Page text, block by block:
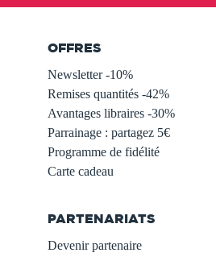
OFFRES
Newsletter -10%
Remises quantités -42%
Avantages libraires -30%
Parrainage : partagez 5€
Programme de fidélité
Carte cadeau
PARTENARIATS
Devenir partenaire